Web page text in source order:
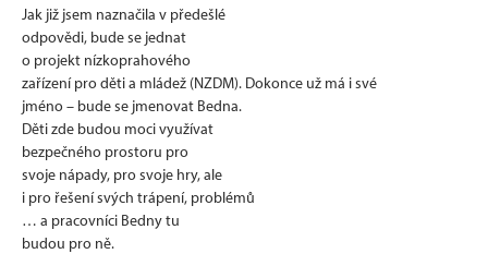
Jak již jsem naznačila v předešlé
odpovědi, bude se jednat
o projekt nízkoprahového
zařízení pro děti a mládež (NZDM). Dokonce už má i své
jméno – bude se jmenovat Bedna.
Děti zde budou moci využívat
bezpečného prostoru pro
svoje nápady, pro svoje hry, ale
i pro řešení svých trápení, problémů
… a pracovníci Bedny tu
budou pro ně.